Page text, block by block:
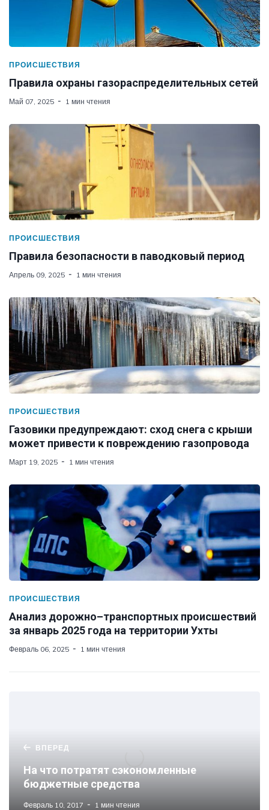
ПРОИСШЕСТВИЯ
Правила охраны газораспределительных сетей
Май 07, 2025 1 мин чтения
ПРОИСШЕСТВИЯ
Правила безопасности в паводковый период
Апрель 09, 2025 1 мин чтения
ПРОИСШЕСТВИЯ
Газовики предупреждают: сход снега с крыши
может привести к повреждению газопровода
Март 19, 2025 1 мин чтения
ПРОИСШЕСТВИЯ
Анализ дорожно–транспортных происшествий
за январь 2025 года на территории Ухты
Февраль 06, 2025 1 мин чтения
ВПЕРЕД
На что потратят сэкономленные
бюджетные средства
Февраль 10, 2017 1 мин чтения